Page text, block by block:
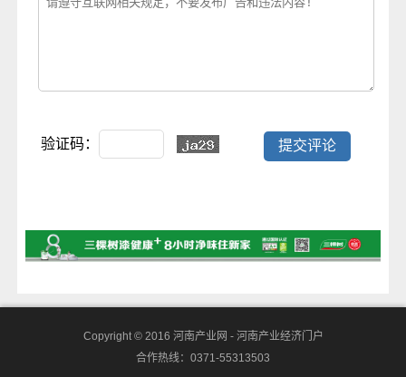
验证码：
Copyright © 2016 河南产业网 - 河南产业经济门户
合作热线：0371-55313503